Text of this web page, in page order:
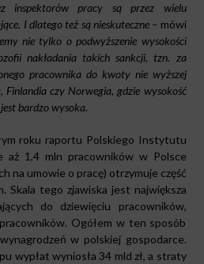
inspektorów pracy są przez wielu
I dlatego też są nieskuteczne – mówi
nie tylko o podwyższenie wysokości
nakładania takich sankcji, tzn. za
pracownika do kwoty nie wyższej
czy Norwegia, gdzie wysokość
bardzo wysoka.
roku raportu Polskiego Instytutu
aż 1,4 mln pracowników w Polsce
na umowie o pracę) otrzymuje część
Skala tego zjawiska jest największa
do dziewięciu pracowników,
Ogółem w ten sposób
w polskiej gospodarce.
wypłat wyniosła 34 mld zł, a straty